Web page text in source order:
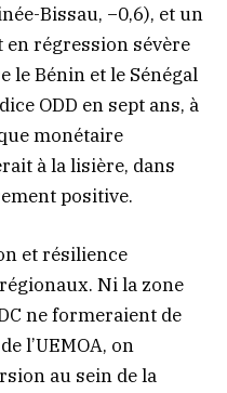
Bissau, −0,6), et un
en régression sévère
le Bénin et le Sénégal
ODD en sept ans, à
monétaire
à la lisière, dans
positive.
et résilience
Ni la zone
ne formeraient de
l’UEMOA, on
au sein de la